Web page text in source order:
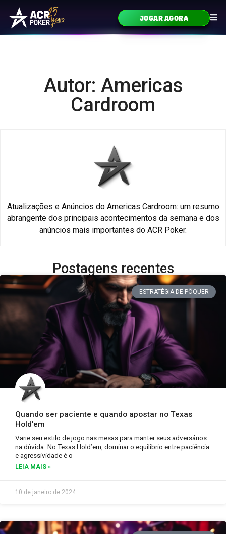
Ir para o conteúdo
Navegação principalJOGAR AGORA
Autor: Americas
Cardroom
Atualizações e Anúncios do Americas Cardroom: um resumo
abrangente dos principais acontecimentos da semana e dos
anúncios mais importantes do ACR Poker.
Postagens recentes
ESTRATÉGIA DE PÔQUER
Quando ser paciente e quando apostar no Texas
Hold’em
Varie seu estilo de jogo nas mesas para manter seus adversários
na dúvida. No Texas Hold’em, dominar o equilíbrio entre paciência
e agressividade é o
LEIA MAIS »
10 de janeiro de 2024